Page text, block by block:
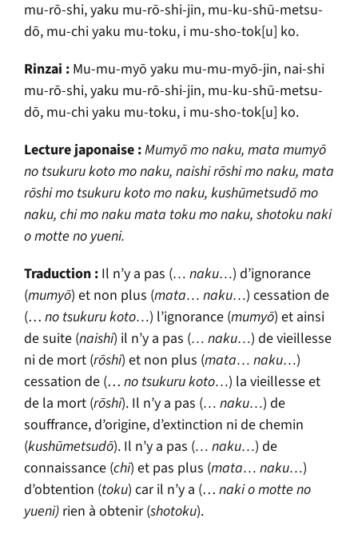
mu-rō-shi, yaku mu-rō-shi-jin, mu-ku-shū-metsu-
dō, mu-chi yaku mu-toku, i mu-sho-tok[u] ko.
Rinzai : Mu-mu-myō yaku mu-mu-myō-jin, nai-shi
mu-rō-shi, yaku mu-rō-shi-jin, mu-ku-shū-metsu-
dō, mu-chi yaku mu-toku, i mu-sho-tok[u] ko.
Lecture japonaise :Mumyō mo naku, mata mumyō
no tsukuru koto mo naku, naishi rōshi mo naku, mata
rōshi mo tsukuru koto mo naku, kushūmetsudō mo
naku, chi mo naku mata toku mo naku, shotoku naki
o motte no yueni.
Traduction : Il n’y a pas (… naku…) d’ignorance
(mumyō) et non plus (mata… naku…) cessation de
(… no tsukuru koto…) l’ignorance (mumyō) et ainsi
de suite (naishi) il n’y a pas (… naku…) de vieillesse
ni de mort (rōshi) et non plus (mata… naku…)
cessation de (… no tsukuru koto…) la vieillesse et
de la mort (rōshi). Il n’y a pas (… naku…) de
souffrance, d’origine, d’extinction ni de chemin
(kushūmetsudō). Il n’y a pas (… naku…) de
connaissance (chi) et pas plus (mata… naku…)
d’obtention (toku) car il n’y a (… naki o motte no
yueni)rien à obtenir (shotoku).